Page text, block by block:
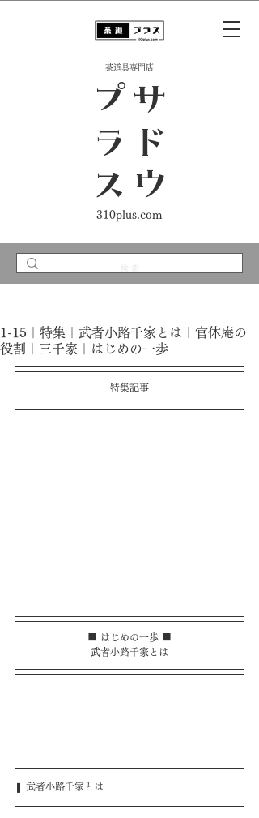
​茶道具専門店
サ
ド
ウ
プ
ラ
ス
310plus.com
1-15｜特集｜武者小路千家とは｜官休庵の
役割｜三千家｜はじめの一歩
特集記事
■ はじめの一歩 ■
武者小路千家とは
❚ 武者小路千家とは